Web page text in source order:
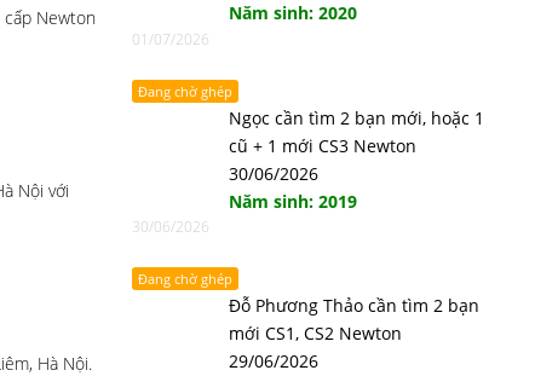
cấp Newton
Nội với
Hà Nội.
Năm sinh: 2020
01/07/2026
Đang chờ ghép
Ngọc cần tìm 2 bạn mới, hoặc 1
cũ + 1 mới CS3 Newton
30/06/2026
Năm sinh: 2019
30/06/2026
Đang chờ ghép
Đỗ Phương Thảo cần tìm 2 bạn
mới CS1, CS2 Newton
29/06/2026